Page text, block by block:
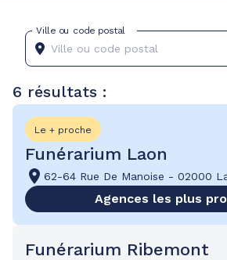
Ville ou code postal
6 résultats :
Le + proche
Funérarium Laon
62-64 Rue De Manoise - 02000
Agences les plus
Funérarium Ribemont